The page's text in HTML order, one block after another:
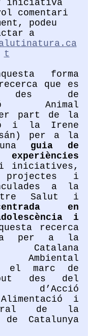
iniciativa
comentari
podeu
a
t
forma
que es
des de
Animal
part de la
i la Irene
per a la
guia de
iniciatives,
projectes i
a la
Salut i
en
i
recerca
per a la
Catalana
Ambiental
el marc de
des del
d’Acció
i
de la
Catalunya